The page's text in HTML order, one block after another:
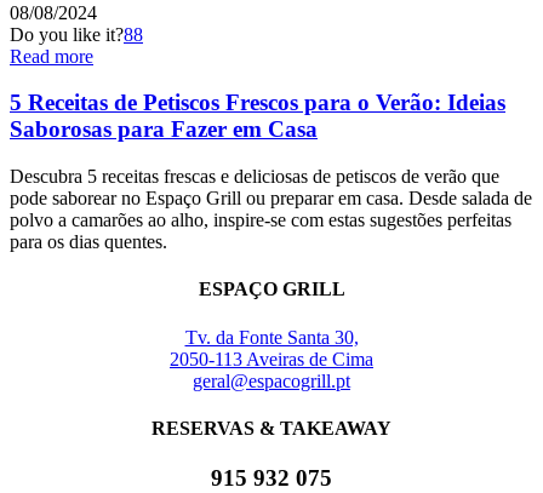
08/08/2024
Do you like it?88
Read more
5 Receitas de Petiscos Frescos para o Verão: Ideias
Saborosas para Fazer em Casa
Descubra 5 receitas frescas e deliciosas de petiscos de verão que
pode saborear no Espaço Grill ou preparar em casa. Desde salada de
polvo a camarões ao alho, inspire-se com estas sugestões perfeitas
para os dias quentes.
ESPAÇO GRILL
Tv. da Fonte Santa 30,
2050-113 Aveiras de Cima
geral@espacogrill.pt
RESERVAS & TAKEAWAY
915 932 075